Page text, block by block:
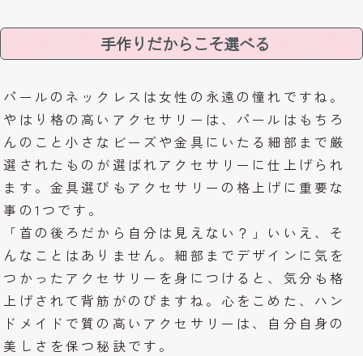
手作りだからこそ選べる
パールのネックレスは女性の永遠の憧れですね。
やはり格の高いアクセサリーは、パールはもちろ
んのこと小さなビーズや金具にいたる細部まで厳
選されたものが選ばれアクセサリーに仕上げられ
ます。金具選びもアクセサリーの格上げに重要な
事の1つです。
「首の後ろだから自分は見えない？」いいえ、そ
んなことはありません。細部までデザインに気を
つかったアクセサリーを身につけると、気分も格
上げされて背筋がのびますね。心をこめた、ハン
ドメイドで質の高いアクセサリーは、自分自身の
美しさを保つ秘訣です。